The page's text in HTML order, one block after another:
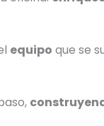
equipo que se